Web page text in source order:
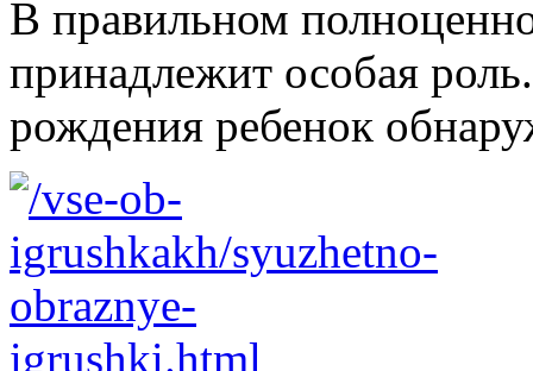
В правильном
принадлежит особая
рождения ребенок